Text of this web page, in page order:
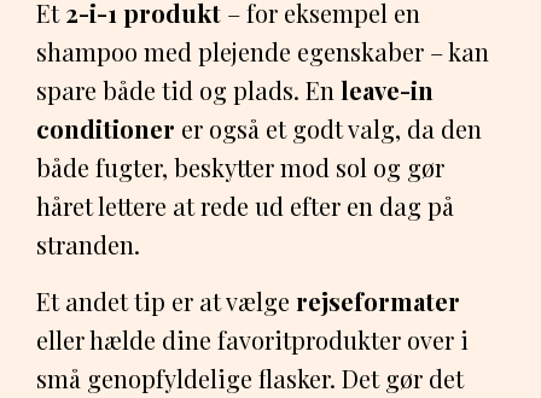
Et2-i-1 produkt – for eksempel en
shampoo med plejende egenskaber – kan
spare både tid og plads. En leave-in
conditioner er også et godt valg, da den
både fugter, beskytter mod sol og gør
håret lettere at rede ud efter en dag på
stranden.
Et andet tip er at vælge rejseformater
eller hælde dine favoritprodukter over i
små genopfyldelige flasker. Det gør det